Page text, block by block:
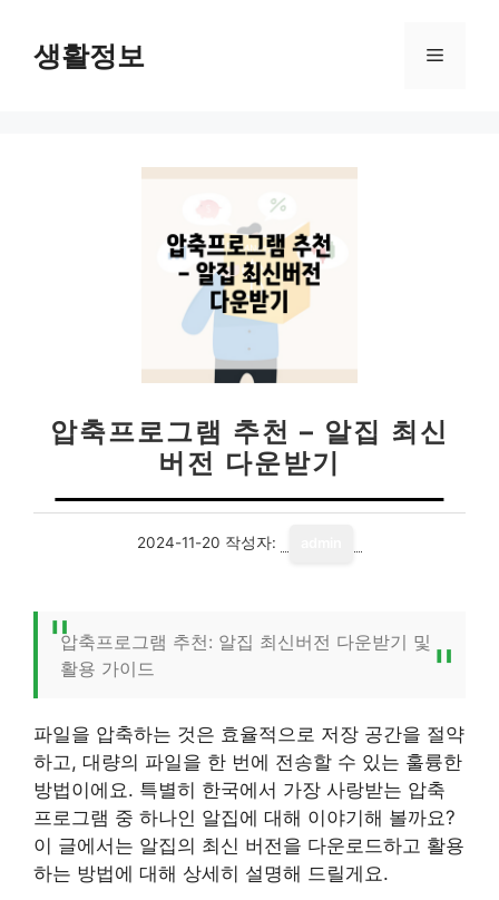
생활정보 메
압축프로그램 추천 – 알집 최신
버전 다운받기
2024-11-20 작성자:
압축프로그램 추천: 알집 최신버전 다운받기 및
활용 가이드
파일을 압축하는 것은 효율적으로 저장 공간을 절약
하고, 대량의 파일을 한 번에 전송할 수 있는 훌륭한
방법이에요. 특별히 한국에서 가장 사랑받는 압축
프로그램 중 하나인 알집에 대해 이야기해 볼까요?
이 글에서는 알집의 최신 버전을 다운로드하고 활용
하는 방법에 대해 상세히 설명해 드릴게요.